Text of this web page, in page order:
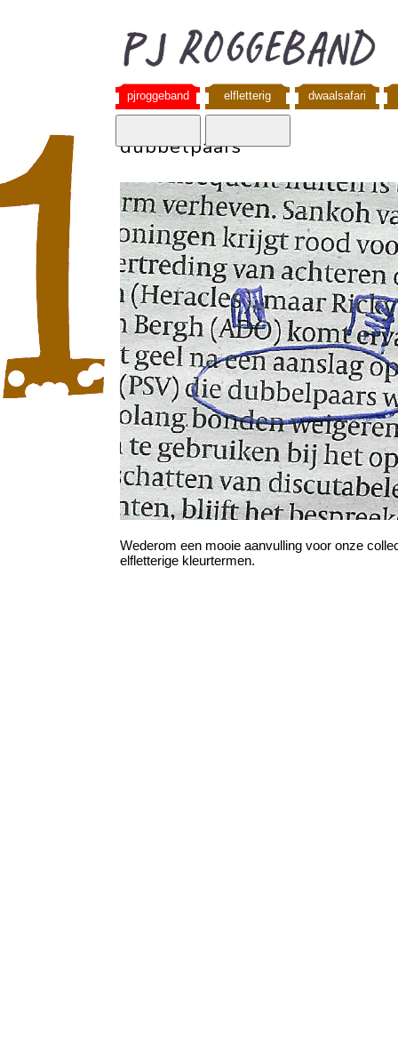
pjroggeband elfletterig dwaalsafari
dubbelpaars
Wederom een mooie aanvulling voor onze
elfletterige kleurtermen.